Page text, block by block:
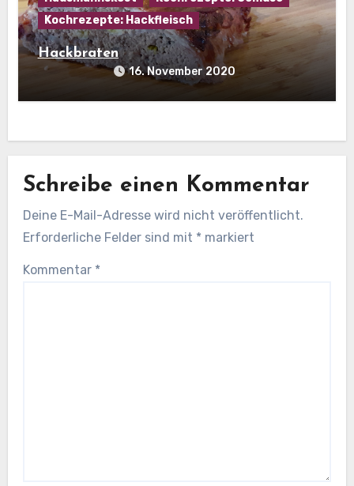
Kochrezepte: Hackfleisch
Hackbraten
16. November 2020
Schreibe einen Kommentar
Deine E-Mail-Adresse wird nicht veröffentlicht.
Erforderliche Felder sind mit * markiert
Kommentar *